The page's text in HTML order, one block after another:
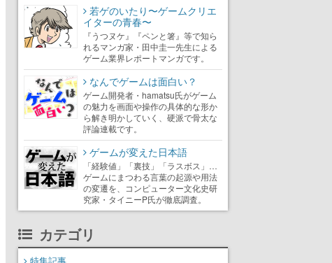
若ゲのいたり〜ゲームクリエ
イターの青春〜
『うつヌケ』『ペンと箸』等で知ら
れるマンガ家・田中圭一先生による
ゲーム業界レポートマンガです。
なんでゲームは面白い？
ゲーム開発者・hamatsu氏がゲーム
の魅力を画面や操作の具体的な形か
ら解き明かしていく、硬派で骨太な
評論連載です。
ゲームが変えた日本語
「経験値」「裏技」「ラスボス」…
ゲームにまつわる言葉の起源や用法
の変遷を、コンピューター文化史研
究家・タイニーP氏が徹底調査。
カテゴリ